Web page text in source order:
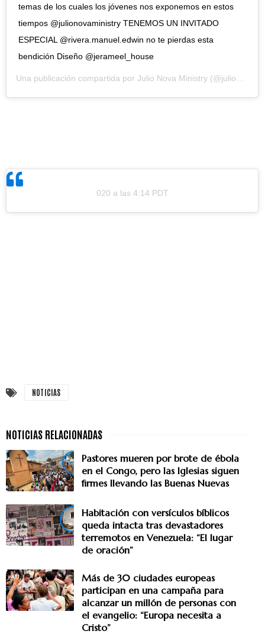
temas de los cuales los jóvenes nos exponemos en estos
tiempos @julionovaministry TENEMOS UN INVITADO
ESPECIAL @rivera.manuel.edwin no te pierdas esta
bendición Diseño @jerameel_house
Una publicación compartida por Julio Nova Ministry (@julionovaministry) el
020 a las 4:14 PDT
NOTICIAS
Pastores mueren por brote de ébola
en el Congo, pero las Iglesias siguen
firmes llevando las Buenas Nuevas
Habitación con versículos bíblicos
queda intacta tras devastadores
terremotos en Venezuela: “El lugar
de oración”
Más de 30 ciudades europeas
participan en una campaña para
alcanzar un millón de personas con
el evangelio: “Europa necesita a
Cristo”